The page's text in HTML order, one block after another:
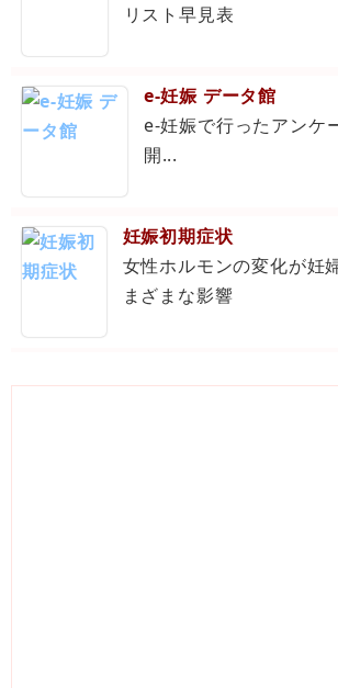
リスト早見表
e-妊娠 データ館
e-妊娠で行ったアンケ
開...
妊娠初期症状
女性ホルモンの変化が妊
まざまな影響